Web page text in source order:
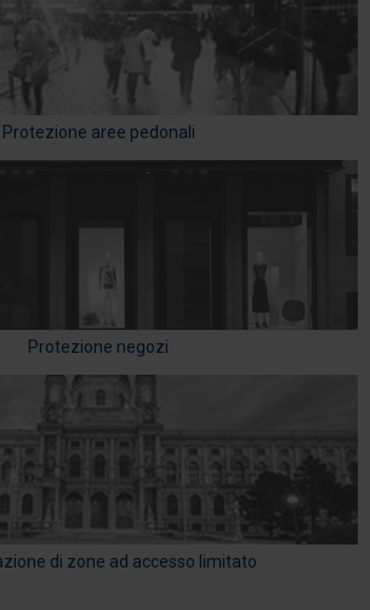
Protezione aree pedonali
Protezione negozi
di zone ad accesso limitato